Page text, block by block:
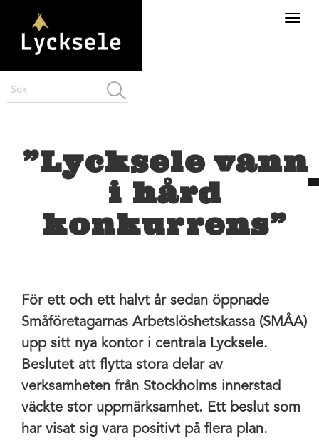
”Lycksele vann
i hård
konkurrens”
För ett och ett halvt år sedan öppnade
Småföretagarnas Arbetslöshetskassa (SMÅA)
upp sitt nya kontor i centrala Lycksele.
Beslutet att flytta stora delar av
verksamheten från Stockholms innerstad
väckte stor uppmärksamhet. Ett beslut som
har visat sig vara positivt på flera plan.